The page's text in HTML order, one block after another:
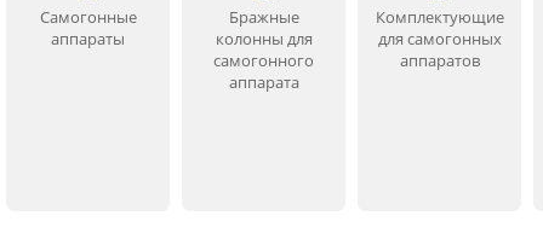
Самогонные
аппараты
Бражные
колонны для
самогонного
аппарата
Комплектующие
для самогонных
аппаратов